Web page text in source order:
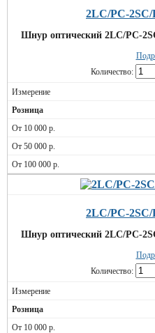
2LC/PC-
Шнур оптический 2LC/PC-
Количество:
2LC/PC-
Шнур оптический 2LC/PC-
Количество: